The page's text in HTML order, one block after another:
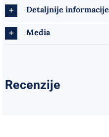
Detaljnije informacije
Media
Recenzije